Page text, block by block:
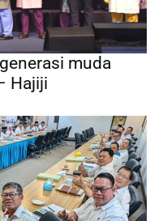
muda
Hajiji